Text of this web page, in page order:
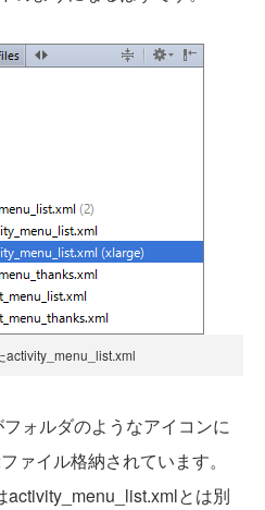
ォルダのようなアイコンに
ァイル格納されています。
とは別